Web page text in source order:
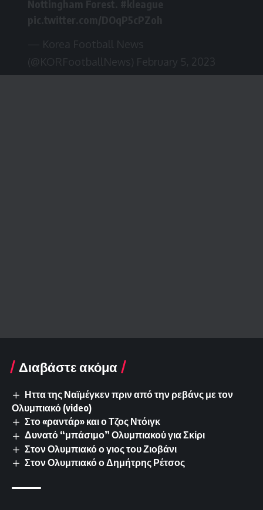
Διαβάστε ακόμα
Ηττα της Ναϊμέγκεν πριν από την ρεβάνς με τον
Ολυμπιακό (video)
Στο «ραντάρ» και ο Τζος Ντόιγκ
Δυνατό “μπάσιμο” Ολυμπιακού για Σκίρι
Στον Ολυμπιακό ο γιος του Ζιοβάνι
Στον Ολυμπιακό ο Δημήτρης Ρέτσος